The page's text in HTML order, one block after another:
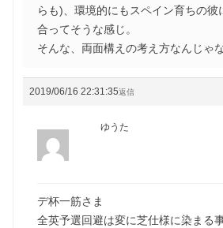
らも)、環境的にもスペイン育ちの彼
合ってそうな感じ。
そんな、両面構えの考え方なんじゃ
2019/06/16 22:31:35返信
ゆうた
デ杯一筋さま
全英予選回避は変に芝仕様に染まる